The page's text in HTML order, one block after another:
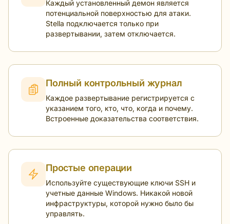
Каждый установленный демон является
потенциальной поверхностью для атаки.
Stella подключается только при
развертывании, затем отключается.
Полный контрольный журнал
Каждое развертывание регистрируется с
указанием того, кто, что, когда и почему.
Встроенные доказательства соответствия.
Простые операции
Используйте существующие ключи SSH и
учетные данные Windows. Никакой новой
инфраструктуры, которой нужно было бы
управлять.